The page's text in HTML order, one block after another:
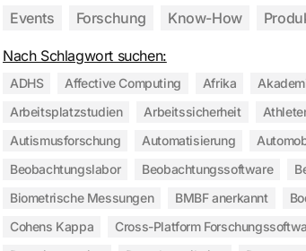
Events
Forschung Know-How
Nach Schlagwort suchen:
ADHS Affective Computing Afrika
Arbeitsplatzstudien
Arbeitssicherheit
Autismusforschung
Automatisierung
Beobachtungslabor
Beobachtungssoftware
Biometrische Messungen
BMBF anerkannt
Cohens Kappa
Cross-Platform